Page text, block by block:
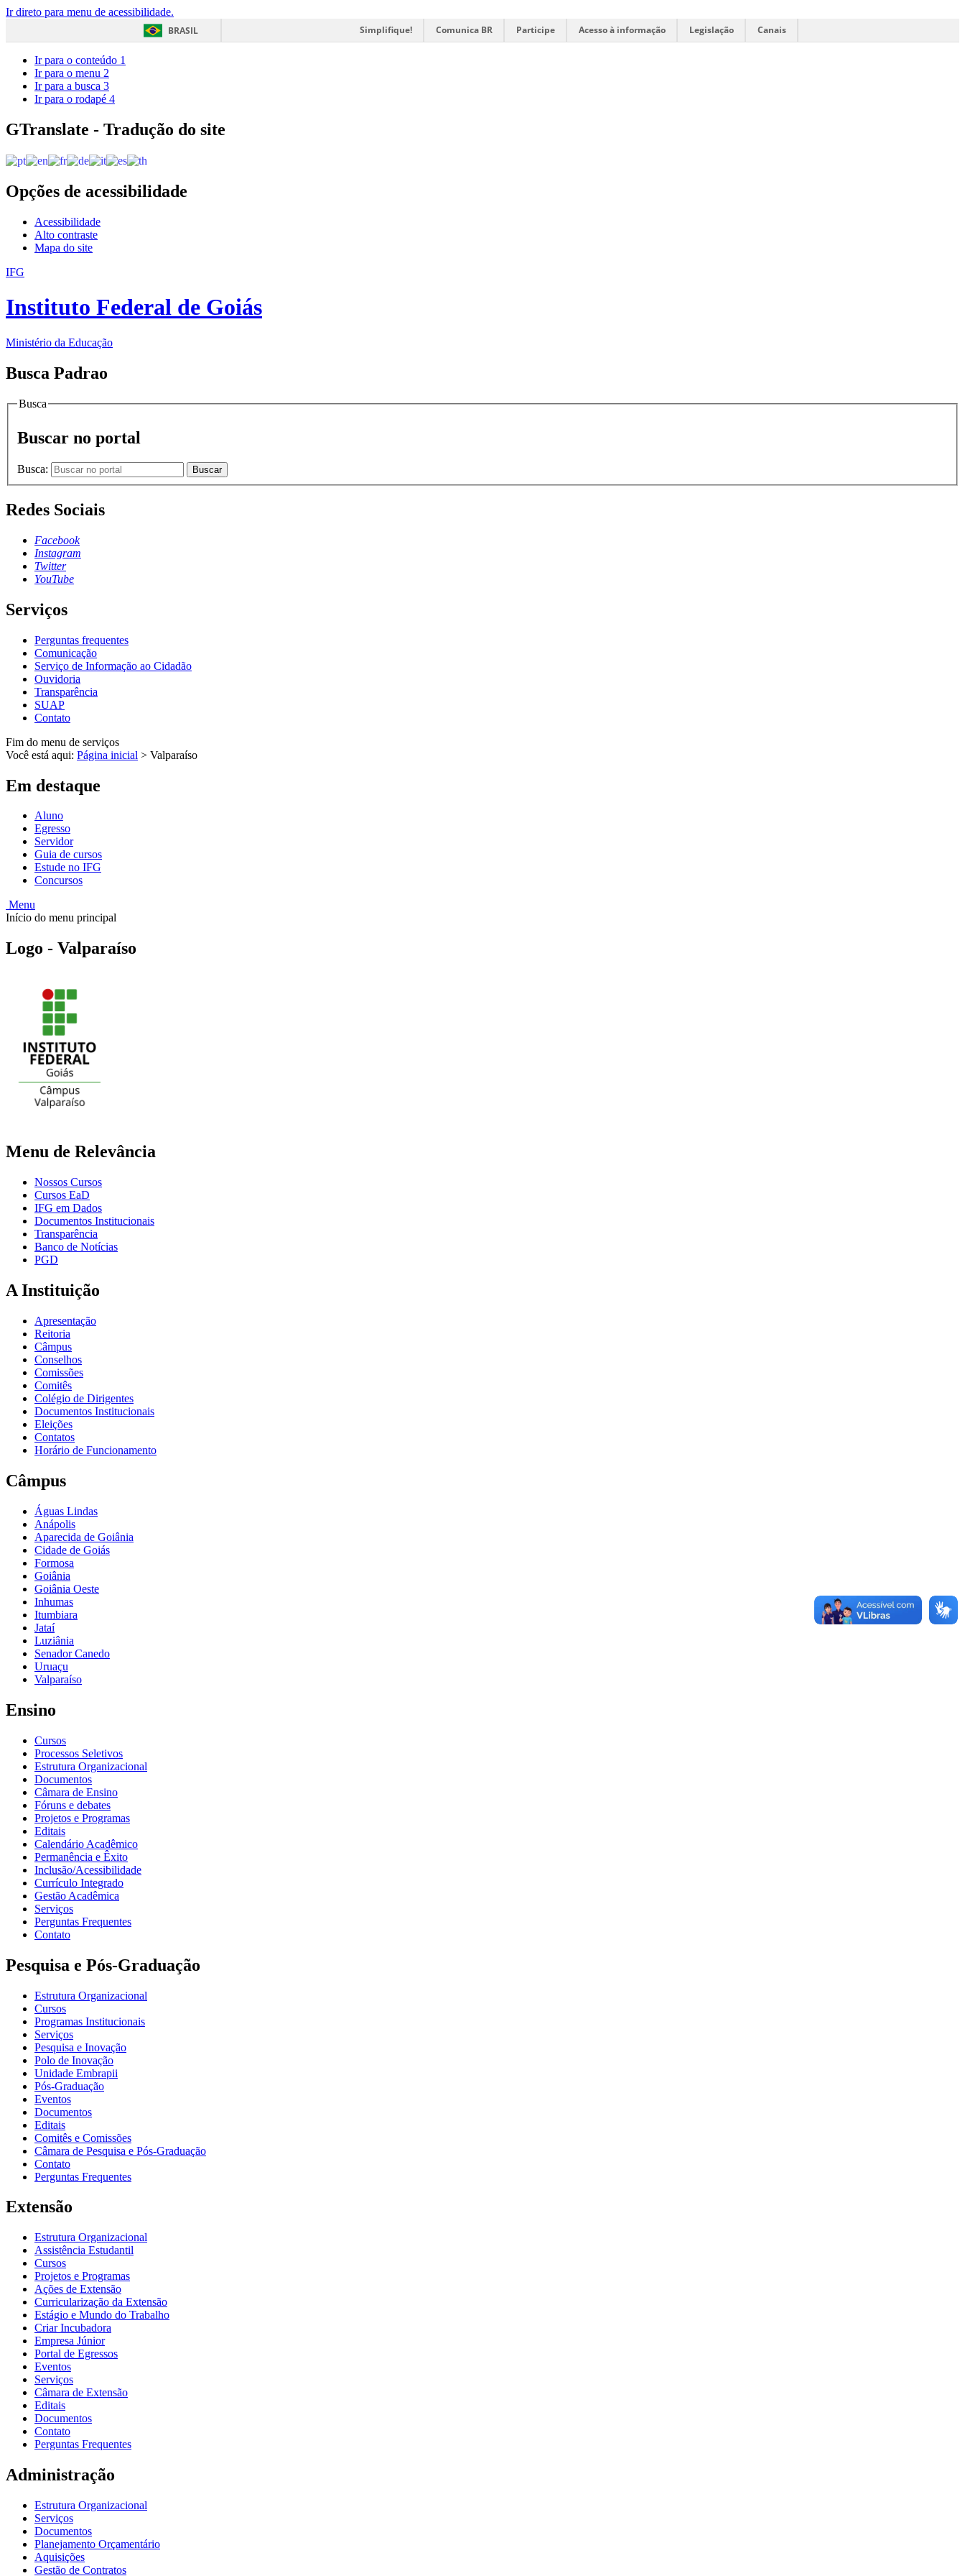
Ir direto para menu de acessibilidade.
BRASIL
Simplifique! Comunica BR Participe Acesso à informação Legislação Canais
Ir para o conteúdo 1
Ir para o menu 2
Ir para a busca 3
Ir para o rodapé 4
GTranslate - Tradução do site
Opções de acessibilidade
Acessibilidade
Alto contraste
Mapa do site
IFG
Instituto Federal de Goiás
Ministério da Educação
Busca Padrao
Busca
Buscar no portal
Busca: Buscar
Redes Sociais
Facebook
Instagram
Twitter
YouTube
Serviços
Perguntas frequentes
Comunicação
Serviço de Informação ao Cidadão
Ouvidoria
Transparência
SUAP
Contato
Fim do menu de serviços
Você está aqui: Página inicial > Valparaíso
Em destaque
Aluno
Egresso
Servidor
Guia de cursos
Estude no IFG
Concursos
Menu
Início do menu principal
Logo - Valparaíso
Menu de Relevância
Nossos Cursos
Cursos EaD
IFG em Dados
Documentos Institucionais
Transparência
Banco de Notícias
PGD
A Instituição
Apresentação
Reitoria
Câmpus
Conselhos
Comissões
Comitês
Colégio de Dirigentes
Documentos Institucionais
Eleições
Contatos
Horário de Funcionamento
Câmpus
Águas Lindas
Anápolis
Aparecida de Goiânia
Cidade de Goiás
Formosa
Goiânia
Goiânia Oeste
Inhumas
Itumbiara
Jataí
Luziânia
Senador Canedo
Uruaçu
Valparaíso
Ensino
Cursos
Processos Seletivos
Estrutura Organizacional
Documentos
Câmara de Ensino
Fóruns e debates
Projetos e Programas
Editais
Calendário Acadêmico
Permanência e Êxito
Inclusão/Acessibilidade
Currículo Integrado
Gestão Acadêmica
Serviços
Perguntas Frequentes
Contato
Pesquisa e Pós-Graduação
Estrutura Organizacional
Cursos
Programas Institucionais
Serviços
Pesquisa e Inovação
Polo de Inovação
Unidade Embrapii
Pós-Graduação
Eventos
Documentos
Editais
Comitês e Comissões
Câmara de Pesquisa e Pós-Graduação
Contato
Perguntas Frequentes
Extensão
Estrutura Organizacional
Assistência Estudantil
Cursos
Projetos e Programas
Ações de Extensão
Curricularização da Extensão
Estágio e Mundo do Trabalho
Criar Incubadora
Empresa Júnior
Portal de Egressos
Eventos
Serviços
Câmara de Extensão
Editais
Documentos
Contato
Perguntas Frequentes
Administração
Estrutura Organizacional
Serviços
Documentos
Planejamento Orçamentário
Aquisições
Gestão de Contratos